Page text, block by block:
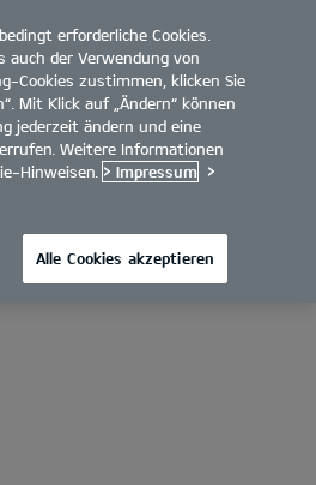
erforderliche Cookies.
auch der Verwendung von
Cookies zustimmen, klicken Sie
Mit Klick auf „Ändern“ können
jederzeit ändern und eine
Weitere Informationen
Hinweisen. > Impressum >
Alle Cookies akzeptieren